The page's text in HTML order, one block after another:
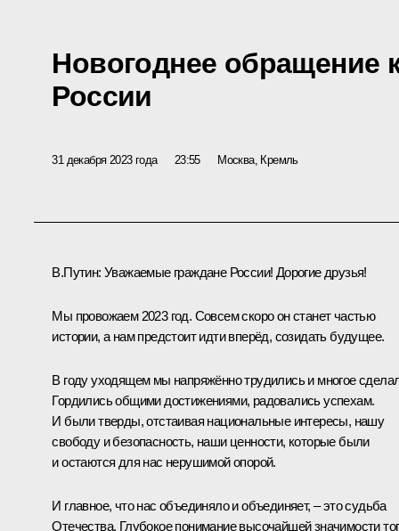
Новогоднее обращение
России
31 декабря 2023 года 23:55 Москва, Кремль
В.Путин: Уважаемые граждане России! Дорогие друзья!
Мы провожаем 2023 год. Совсем скоро он станет частью
истории, а нам предстоит идти вперёд, созидать будущее.
В году уходящем мы напряжённо трудились и многое
Гордились общими достижениями, радовались успехам.
И были тверды, отстаивая национальные интересы, нашу
свободу и безопасность, наши ценности, которые были
и остаются для нас нерушимой опорой.
И главное, что нас объединяло и объединяет, – это судьба
Отечества. Глубокое понимание высочайшей значимости